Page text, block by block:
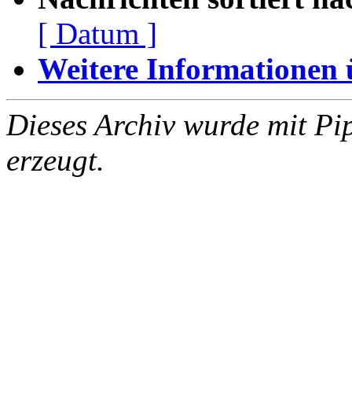
[ Datum ]
Weitere Informationen
Dieses Archiv wurde mit
erzeugt.